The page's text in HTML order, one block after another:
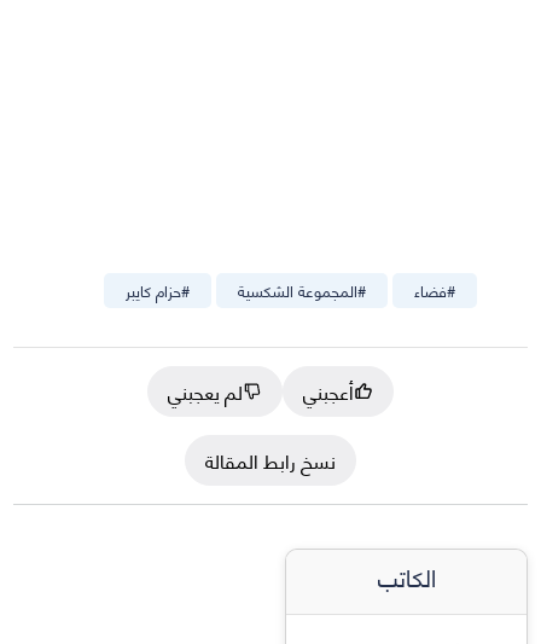
#حزام كايبر #المجموعة الشكسية #فضاء
أعجبني
لم يعجبني
نسخ رابط المقالة
الكاتب